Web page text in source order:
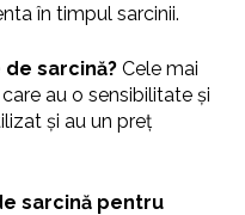
în timpul sarcinii.
sarcină? Cele mai
au o sensibilitate și
și au un preț
sarcină pentru